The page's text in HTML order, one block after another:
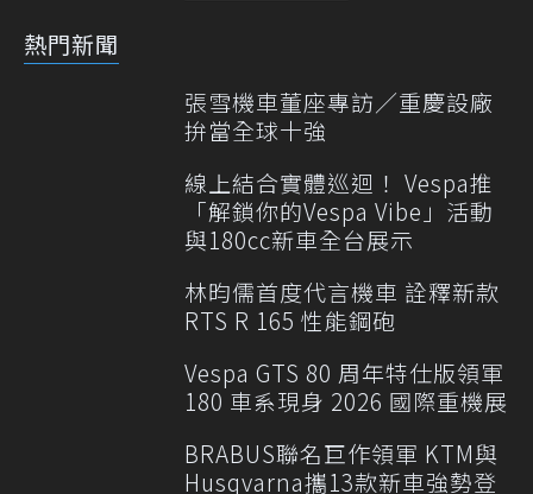
熱門新聞
張雪機車董座專訪／重慶設廠
拚當全球十強
線上結合實體巡迴！ Vespa推
「解鎖你的Vespa Vibe」活動
與180cc新車全台展示
林昀儒首度代言機車 詮釋新款
RTS R 165 性能鋼砲
Vespa GTS 80 周年特仕版領軍
180 車系現身 2026 國際重機展
BRABUS聯名巨作領軍 KTM與
Husqvarna攜13款新車強勢登